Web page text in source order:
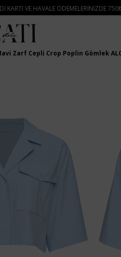
750₺ ÜZERI KARGO ÜCRETSIZ
Zarf Cepli Crop Poplin Gömlek